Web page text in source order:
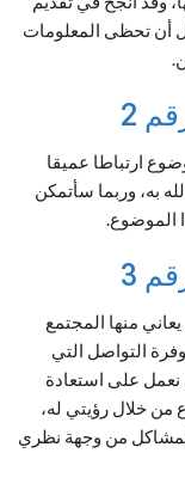
أن تحظى المعلومات
2
ارتباطا عميقا
به، وربما سأتمكن
الموضوع.
3
منها المجتمع
التواصل التي
نعمل على استعادة
من خلال رؤيتي له،
من وجهة نظري